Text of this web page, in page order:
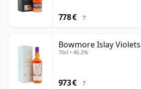
778 € ?
Bowmore Islay
70cl • 46.2%
973 € ?